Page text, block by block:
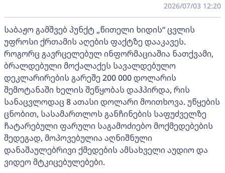
2026/07/03 12:20
საბაჟო გამშვებ პუნქტ „წითელი ხიდის“ ცვლის
უფროსი ქრთამის აღების ფაქტზე დააკავეს.
როგორც გავრცელებულ ინფორმაციაშია ნათქვამი,
ბრალდებული მოქალაქეს სავალდებულო
დეკლარირების გარეშე 200 000 დოლარის
შემოტანაში ხელის შეწყობას დაჰპირდა, რის
სანაცვლოდაც 8 ათასი დოლარი მოითხოვა. უწყების
ცნობით, სასამართლოს განჩინების საფუძველზე
ჩატარებული ფარული საგამოძიებო მოქმედებების
შედეგად, მოპოვებულია აღნიშნული
დანაშაულებრივი ქმედების ამსახველი აუდიო და
ვიდეო მტკიცებულებები.